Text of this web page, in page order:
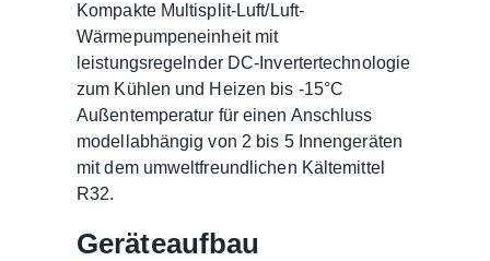
Kompakte Multisplit-Luft/Luft-
Wärmepumpeneinheit mit
leistungsregelnder DC-Invertertechnologie
zum Kühlen und Heizen bis -15°C
Außentemperatur für einen Anschluss
modellabhängig von 2 bis 5 Innengeräten
mit dem umweltfreundlichen Kältemittel
R32.
Geräteaufbau